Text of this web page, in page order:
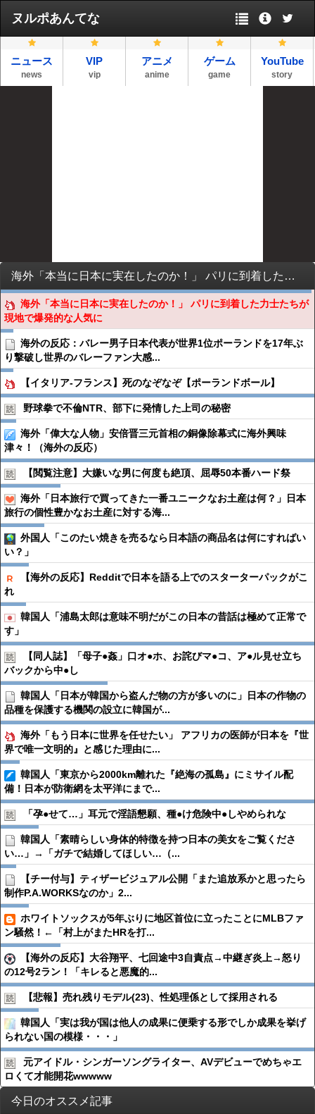
ヌルポあんてな
ニュース
news
VIP
vip
アニメ
anime
ゲーム
game
YouTube
story
海外「本当に日本に実在したのか！」 パリに到着した力士たちが現地で爆発的な人気に
海外「本当に日本に実在したのか！」 パリに到着した力士たちが
現地で爆発的な人気に
海外の反応：バレー男子日本代表が世界1位ポーランドを17年ぶ
り撃破し世界のバレーファン大感...
【イタリア-フランス】死のなぞなぞ【ポーランドボール】
野球拳で不倫NTR、部下に発情した上司の秘密
海外「偉大な人物」安倍晋三元首相の銅像除幕式に海外興味
津々！（海外の反応）
【閲覧注意】大嫌いな男に何度も絶頂、屈辱50本番ハード祭
海外「日本旅行で買ってきた一番ユニークなお土産は何？」日本
旅行の個性豊かなお土産に対する海...
外国人「このたい焼きを売るなら日本語の商品名は何にすればい
い？」
【海外の反応】Redditで日本を語る上でのスターターパックがこ
れ
韓国人「浦島太郎は意味不明だがこの日本の昔話は極めて正常で
す」
【同人誌】「母子●︎姦」口オ●︎ホ、お詫びマ●︎コ、ア●︎ル見せ立ち
バックから中●︎し
韓国人「日本が韓国から盗んだ物の方が多いのに」日本の作物の
品種を保護する機関の設立に韓国が...
海外「もう日本に世界を任せたい」 アフリカの医師が日本を『世
界で唯一文明的』と感じた理由に...
韓国人「東京から2000km離れた『絶海の孤島』にミサイル配
備！日本が防衛網を太平洋にまで...
「孕●︎せて…」耳元で淫語懇願、種●︎け危険中●︎しやめられな
韓国人「素晴らしい身体的特徴を持つ日本の美女をご覧くださ
い…」→「ガチで結婚してほしい…（...
【チー付与】ティザービジュアル公開「また追放系かと思ったら
制作P.A.WORKSなのか」2...
ホワイトソックスが5年ぶりに地区首位に立ったことにMLBファ
ン騒然！←「村上がまたHRを打...
【海外の反応】大谷翔平、七回途中3自責点→中継ぎ炎上→怒り
の12号2ラン！「キレると悪魔的...
【悲報】売れ残りモデル(23)、性処理係として採用される
韓国人「実は我が国は他人の成果に便乗する形でしか成果を挙げ
られない国の模様・・・」
元アイドル・シンガーソングライター、AVデビューでめちゃエ
ロくて才能開花wwwww
今日のオススメ記事